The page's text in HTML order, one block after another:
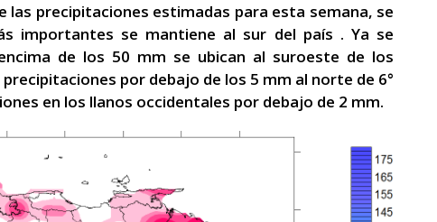
las precipitaciones estimadas para esta semana, se
importantes se mantiene al sur del país . Ya se
de los 50 mm se ubican al suroeste de los
por debajo de los 5 mm al norte de 6°
en los llanos occidentales por debajo de 2 mm.